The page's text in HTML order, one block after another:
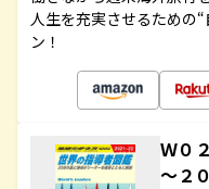
人生を充実させるための
ン！
Ｗ０
～２